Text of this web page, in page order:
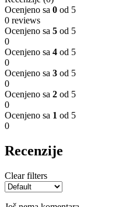
Ocenjeno sa 0 od 5
0 reviews
Ocenjeno sa 5 od 5
0
Ocenjeno sa 4 od 5
0
Ocenjeno sa 3 od 5
0
Ocenjeno sa 2 od 5
0
Ocenjeno sa 1 od 5
0
Recenzije
Clear filters